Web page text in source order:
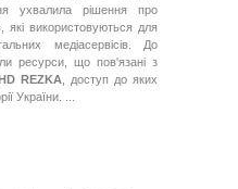
ухвалила рішення про
які використовуються для
медіасервісів. До
ресурси, що пов'язані з
REZKA , доступ до яких
України.